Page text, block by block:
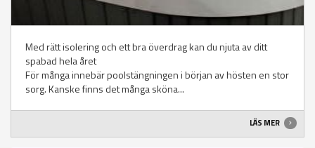
Med rätt isolering och ett bra överdrag kan du njuta av ditt
spabad hela året
För många innebär poolstängningen i början av hösten en stor
sorg. Kanske finns det många sköna...
LÄS MER